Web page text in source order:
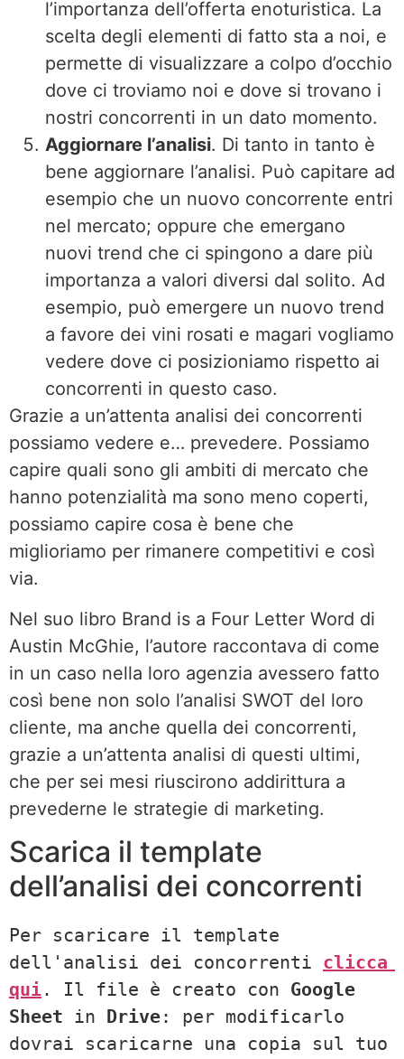
l’importanza dell’offerta enoturistica. La
scelta degli elementi di fatto sta a noi, e
permette di visualizzare a colpo d’occhio
dove ci troviamo noi e dove si trovano i
nostri concorrenti in un dato momento.
Aggiornare l’analisi. Di tanto in tanto è
bene aggiornare l’analisi. Può capitare ad
esempio che un nuovo concorrente entri
nel mercato; oppure che emergano
nuovi trend che ci spingono a dare più
importanza a valori diversi dal solito. Ad
esempio, può emergere un nuovo trend
a favore dei vini rosati e magari vogliamo
vedere dove ci posizioniamo rispetto ai
concorrenti in questo caso.
Grazie a un’attenta analisi dei concorrenti
possiamo vedere e… prevedere. Possiamo
capire quali sono gli ambiti di mercato che
hanno potenzialità ma sono meno coperti,
possiamo capire cosa è bene che
miglioriamo per rimanere competitivi e così
via.
Nel suo libro Brand is a Four Letter Word di
Austin McGhie, l’autore raccontava di come
in un caso nella loro agenzia avessero fatto
così bene non solo l’analisi SWOT del loro
cliente, ma anche quella dei concorrenti,
grazie a un’attenta analisi di questi ultimi,
che per sei mesi riuscirono addirittura a
prevederne le strategie di marketing.
Scarica il template
dell’analisi dei concorrenti
Per scaricare il template
dell'analisi dei concorrenti clicca
qui. Il file è creato con Google
Sheet in Drive: per modificarlo
dovrai scaricarne una copia sul tuo